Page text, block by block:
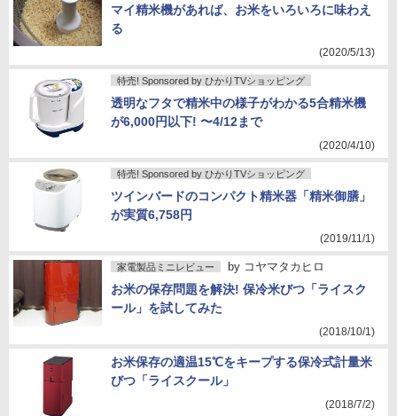
マイ精米機があれば、お米をいろいろに味わえ
る
(2020/5/13)
特売! Sponsored by ひかりTVショッピング
透明なフタで精米中の様子がわかる5合精米機
が6,000円以下! 〜4/12まで
(2020/4/10)
特売! Sponsored by ひかりTVショッピング
ツインバードのコンパクト精米器「精米御膳」
が実質6,758円
(2019/11/1)
家電製品ミニレビュー by コヤマタカヒロ
お米の保存問題を解決! 保冷米びつ「ライスク
ール」を試してみた
(2018/10/1)
お米保存の適温15℃をキープする保冷式計量米
びつ「ライスクール」
(2018/7/2)